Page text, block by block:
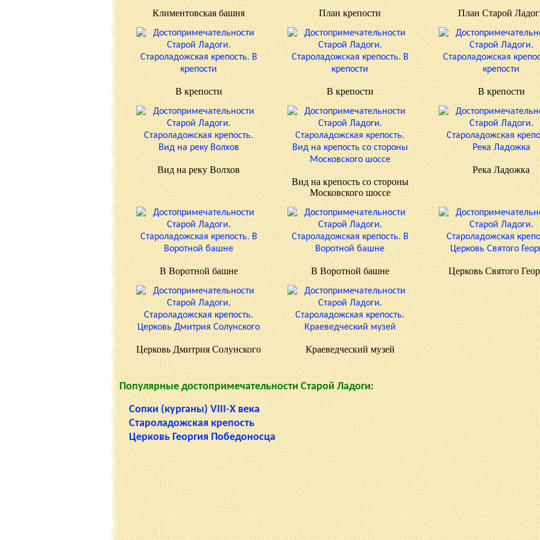
Климентовская башня План крепости План Старой
В крепости В крепости В крепости
Вид на реку Волхов
Вид на крепость со стороны
Московского шоссе
Река Ладожка
В Воротной башне В Воротной башне Церковь Святого
Церковь Дмитрия Солунского Краеведческий музей
Популярные достопримечательности Старой Ладоги:
Сопки (курганы) VIII-X века
Староладожская крепость
Церковь Георгия Победоносца